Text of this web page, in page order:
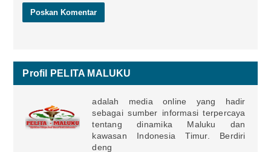
Profil PELITA MALUKU
adalah media online yang hadir
sebagai sumber informasi terpercaya
tentang dinamika Maluku dan
kawasan Indonesia Timur. Berdiri
deng